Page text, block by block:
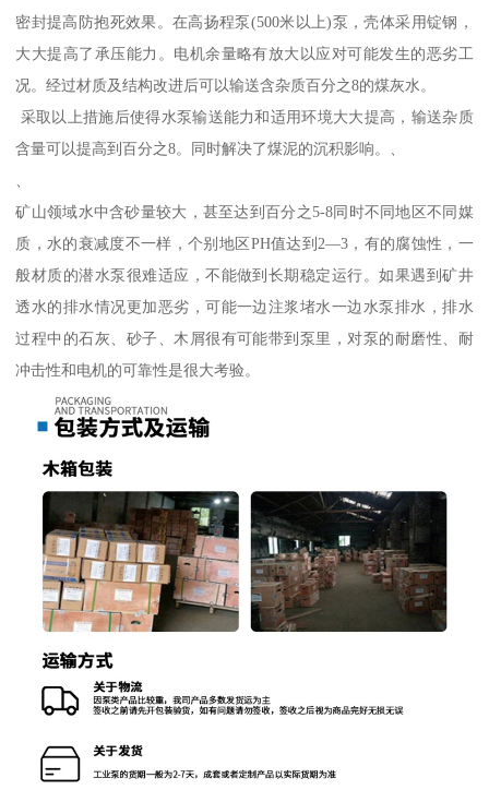
密封提高防抱死效果。在高扬程泵(500米以上)泵，壳体采用锭钢，
大大提高了承压能力。电机余量略有放大以应对可能发生的恶劣工
况。经过材质及结构改进后可以输送含杂质百分之8的煤灰水。
采取以上措施后使得水泵输送能力和适用环境大大提高，输送杂质
含量可以提高到百分之8。同时解决了煤泥的沉积影响。、
矿山领域水中含砂量较大，甚至达到百分之5-8同时不同地区不同媒
质，水的衰减度不一样，个别地区PH值达到2—3，有的腐蚀性，一
般材质的潜水泵很难适应，不能做到长期稳定运行。如果遇到矿井
透水的排水情况更加恶劣，可能一边注浆堵水一边水泵排水，排水
过程中的石灰、砂子、木屑很有可能带到泵里，对泵的耐磨性、耐
冲击性和电机的可靠性是很大考验。